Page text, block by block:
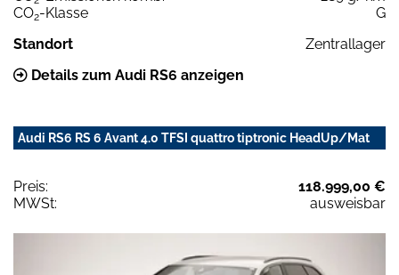
CO2-Klasse
G
Standort
Zentrallager
Details zum Audi RS6 anzeigen
Audi RS6 RS 6 Avant 4.0 TFSI quattro tiptronic HeadUp/Mat
Preis:
118.999,00 €
MWSt:
ausweisbar